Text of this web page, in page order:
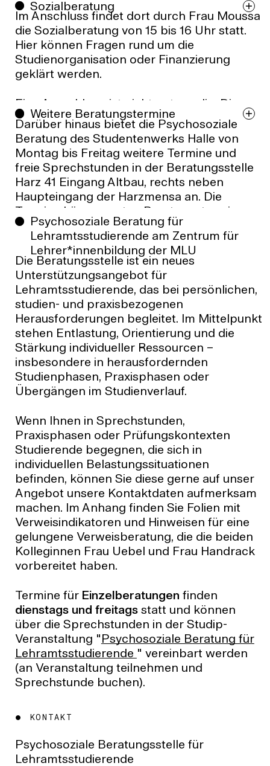
Durch das Studentenwerk Halle wird immer
am Montag am Campus Design eine freie
Sprechstunde ohne Terminbuchung der
Psychosoziale Beratung und eine freie
Sprechstunde der Sozialberatung
angeboten.
Immer montags, 13:30 bis 14:30 Uhr berät
Herr Jeschke, Psychosozialer Berater, auf
dem Campus Design,
Studieninformationszentrum, Raum 201, 2.
OG.
Die psychosoziale Beratung des
Studentenwerkes ist zu erreichen unter:
ed.ellah-krewnetneduts@ellah.gnutareb-
elaizosohcysp
Bitte beachten Sie die aktuellen
Informationen in der linken Spalte.
Sozialberatung
Im Anschluss findet dort durch Frau Moussa
die Sozialberatung von 15 bis 16 Uhr statt.
Hier können Fragen rund um die
Studienorganisation oder Finanzierung
geklärt werden.
Beratungen finden auch in der
vorlesungsfreien Zeit statt.
Weitere Beratungstermine
Darüber hinaus bietet die Psychosoziale
Beratung des Studentenwerks Halle von
Montag bis Freitag weitere Termine und
freie Sprechstunden in der Beratungsstelle
Harz 41 Eingang Altbau, rechts neben
Haupteingang der Harzmensa an. Die
Termine können unter:
Beratungstermin
reservieren (studentenwerk-halle.de)
gebucht werden.
Die Sozialberatung bietet ebenso weitere
Sprechzeiten in der Beratungsstelle Harz 41
Eingang Altbau, rechts neben Haupteingang
der Harzmensa an. Ausführlichere
Informationen sind unter:
Beratungsangebote (studentenwerk-
halle.de)zu finden.
Bei Nachfragen sind wir unter:
ed.ellah-krewnetneduts@ellah.gnutareb-
elaizosohcysp zu erreichen.
Psychosoziale Beratung für
Lehramtsstudierende am Zentrum für
Lehrer*innenbildung der MLU
Die Beratungsstelle ist ein neues
Unterstützungsangebot für
Lehramtsstudierende, das bei persönlichen,
studien- und praxisbezogenen
Herausforderungen begleitet. Im Mittelpunkt
stehen Entlastung, Orientierung und die
Stärkung individueller Ressourcen –
insbesondere in herausfordernden
Studienphasen, Praxisphasen oder
Übergängen im Studienverlauf.
Wenn Ihnen in Sprechstunden,
Praxisphasen oder Prüfungskontexten
Studierende begegnen, die sich in
individuellen Belastungssituationen
befinden, können Sie diese gerne auf unser
Angebot unsere Kontaktdaten aufmerksam
machen. Im Anhang finden Sie Folien mit
Verweisindikatoren und Hinweisen für eine
gelungene Verweisberatung, die die beiden
Kolleginnen Frau Uebel und Frau Handrack
vorbereitet haben.
Termine für Einzelberatungen finden
dienstags und freitagsstatt und können
über die Sprechstunden in der Studip-
Veranstaltung " Psychosoziale Beratung für
Lehramtsstudierende " vereinbart werden
(an Veranstaltung teilnehmen und
Sprechstunde buchen).
KONTAKT
Psychosoziale Beratungsstelle für
Lehramtsstudierende